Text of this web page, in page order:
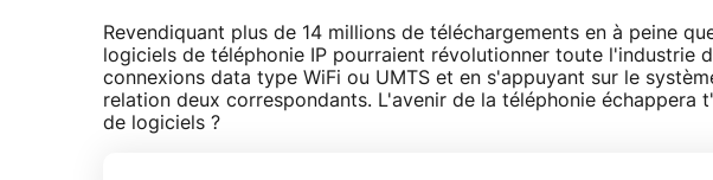
Revendiquant plus de 14 millions de téléchargements en à peine
logiciels de téléphonie IP pourraient révolutionner toute l'industrie
connexions data type WiFi ou UMTS et en s'appuyant sur le
relation deux correspondants. L'avenir de la téléphonie
de logiciels ?